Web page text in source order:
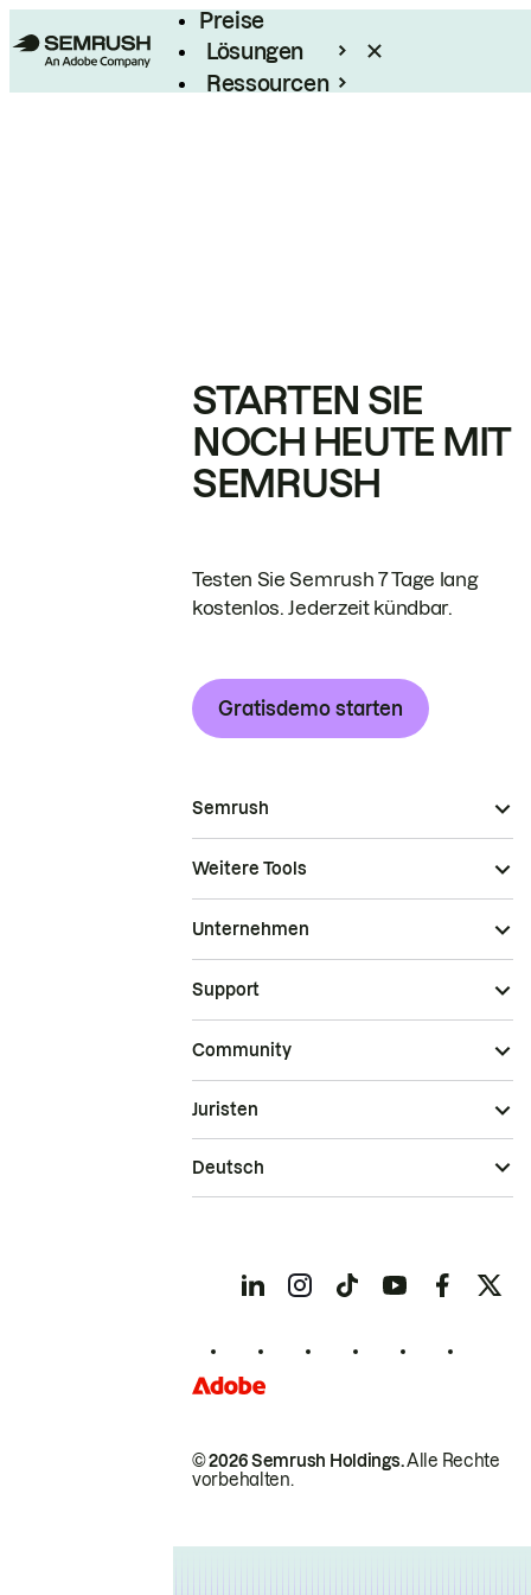
Preise
Lösungen
Ressourcen
STARTEN SIE
NOCH HEUTE MIT
SEMRUSH
Testen Sie Semrush 7 Tage lang
kostenlos. Jederzeit kündbar.
Gratisdemo starten
Semrush
Weitere Tools
Unternehmen
Support
Community
© 2026 Semrush Holdings.Alle Rechte
vorbehalten.
Juristen
Deutsch